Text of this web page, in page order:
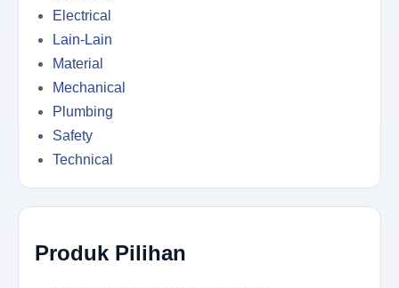
Electrical
Lain-Lain
Material
Mechanical
Plumbing
Safety
Technical
Produk Pilihan